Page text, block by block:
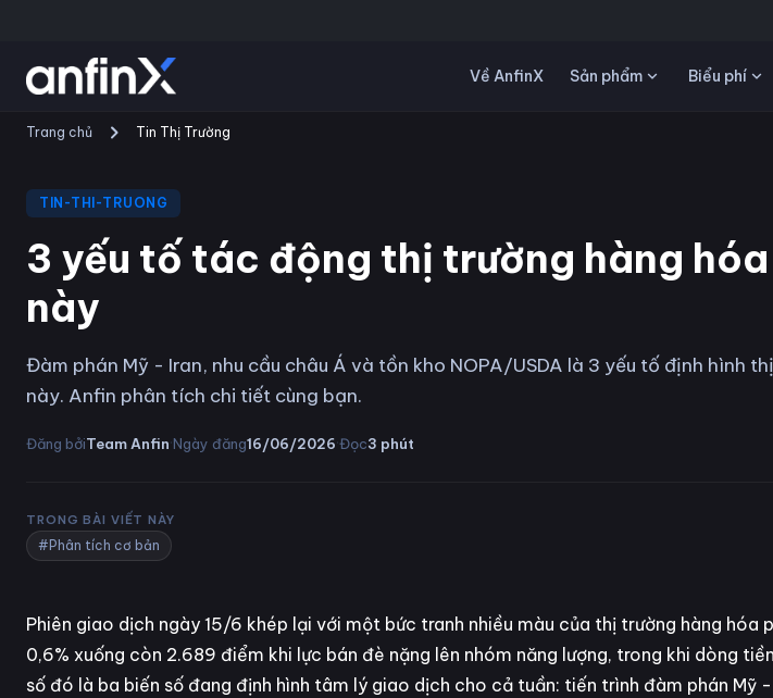
Về AnfinX Sản phẩm Biểu phí
Trang chủ Tin Thị Trường
TIN-THI-TRUONG
3 yếu tố tác động thị trường hàng
này
Đàm phán Mỹ - Iran, nhu cầu châu Á và tồn kho NOPA/USDA là 3 yếu tố định hình
này. Anfin phân tích chi tiết cùng bạn.
Đăng bởiTeam Anfin·Ngày đăng16/06/2026·Đọc3 phút
TRONG BÀI VIẾT NÀY
#Phân tích cơ bản
Phiên giao dịch ngày 15/6 khép lại với một bức tranh nhiều màu của thị trường hàng hóa
0,6% xuống còn 2.689 điểm khi lực bán đè nặng lên nhóm năng lượng, trong khi dòng
số đó là ba biến số đang định hình tâm lý giao dịch cho cả tuần: tiến trình đàm phán Mỹ